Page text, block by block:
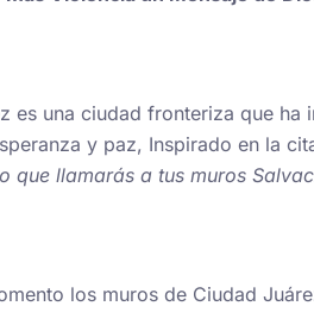
es una ciudad fronteriza que
y paz, Inspirado en la
que llamarás a tus muros
los muros de Ciudad